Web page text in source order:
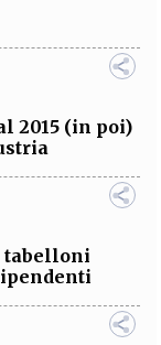
2015 (in poi)
tabelloni